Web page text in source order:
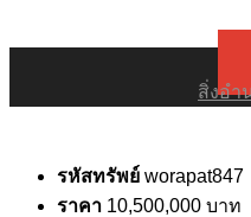
สิ่งอำ
รหัสทรัพย์ worapat847
ราคา 10,500,000 บาท